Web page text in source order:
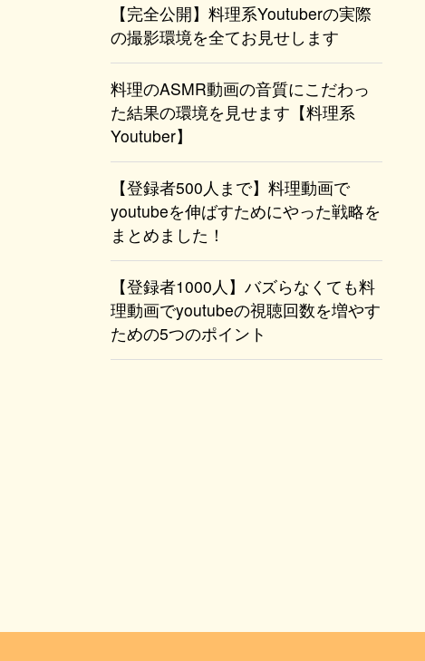
【完全公開】料理系Youtuberの実際
の撮影環境を全てお見せします
料理のASMR動画の音質にこだわっ
た結果の環境を見せます【料理系
Youtuber】
【登録者500人まで】料理動画で
youtubeを伸ばすためにやった戦略を
まとめました！
【登録者1000人】バズらなくても料
理動画でyoutubeの視聴回数を増やす
ための5つのポイント